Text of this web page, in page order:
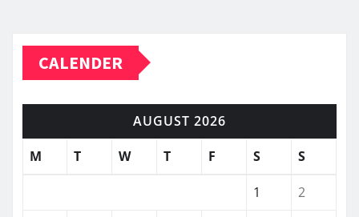
CALENDER
AUGUST 2026
M
T W T F S S
1
2